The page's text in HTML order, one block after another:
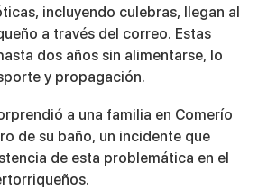
incluyendo culebras, llegan al
a través del correo. Estas
dos años sin alimentarse, lo
y propagación.
a una familia en Comerío
de su baño, un incidente que
de esta problemática en el